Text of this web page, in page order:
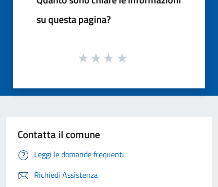
su questa pagina?
Contatta il comune
Leggi le domande frequenti
Richiedi Assistenza